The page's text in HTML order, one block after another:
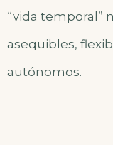
“vida temporal”
asequibles,
autónomos.